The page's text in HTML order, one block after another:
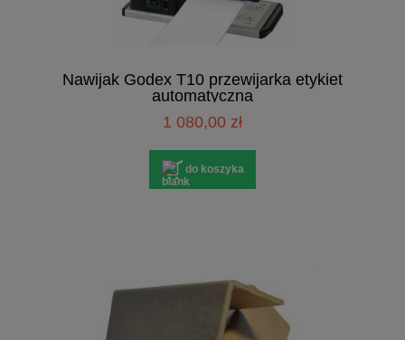
Nawijak Godex T10 przewijarka etykiet
automatyczna
1 080,00 zł
do koszyka